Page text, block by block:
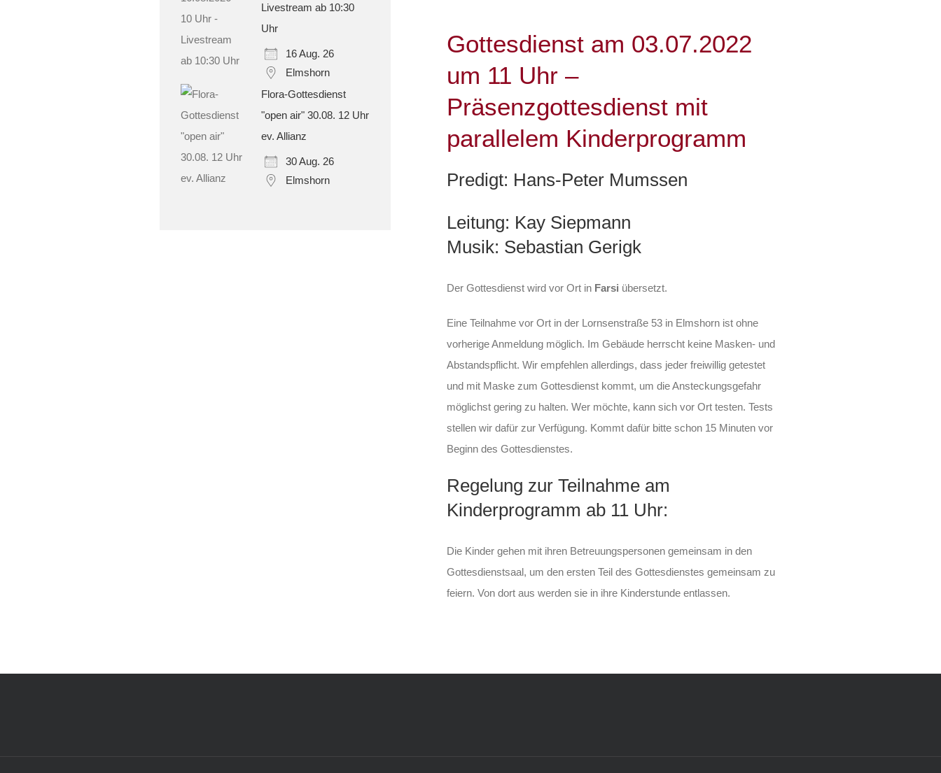
Gottesdienst am 03.07.2022
um 11 Uhr –
Präsenzgottesdienst mit
parallelem Kinderprogramm
Predigt: Hans-Peter Mumssen
Leitung: Kay Siepmann
Musik: Sebastian Gerigk
Der Gottesdienst wird vor Ort in Farsi übersetzt.
Eine Teilnahme vor Ort in der Lornsenstraße 53 in Elmshorn ist ohne
vorherige Anmeldung möglich. Im Gebäude herrscht keine Masken- und
Abstandspflicht. Wir empfehlen allerdings, dass jeder freiwillig getestet
und mit Maske zum Gottesdienst kommt, um die Ansteckungsgefahr
möglichst gering zu halten. Wer möchte, kann sich vor Ort testen. Tests
stellen wir dafür zur Verfügung. Kommt dafür bitte schon 15 Minuten vor
Beginn des Gottesdienstes.
Regelung zur Teilnahme am
Kinderprogramm ab 11 Uhr:
Die Kinder gehen mit ihren Betreuungspersonen gemeinsam in den
Gottesdienstsaal, um den ersten Teil des Gottesdienstes gemeinsam zu
feiern. Von dort aus werden sie in ihre Kinderstunde entlassen.
Livestream ab 10:30
Uhr
16 Aug. 26
Elmshorn
Flora-Gottesdienst
"open air" 30.08. 12 Uhr
ev. Allianz
30 Aug. 26
Elmshorn